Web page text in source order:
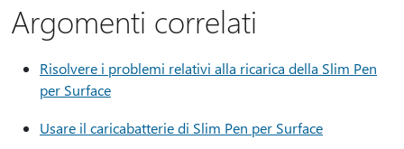
Argomenti correlati
Risolvere i problemi relativi alla ricarica della Slim Pen
per Surface
Usare il caricabatterie di Slim Pen per Surface